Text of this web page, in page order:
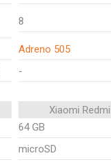
8
Adreno 505
-
Xiaomi
64 GB
microSD